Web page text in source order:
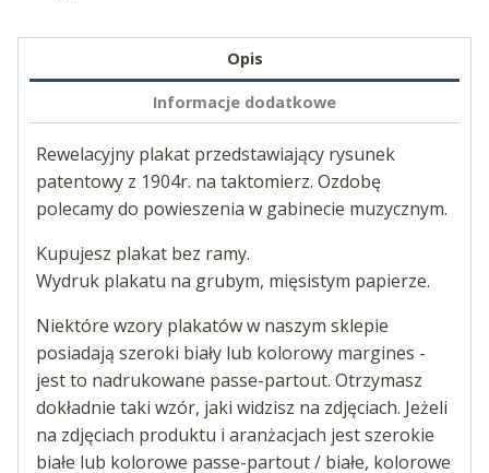
Opis
Informacje dodatkowe
Rewelacyjny plakat przedstawiający rysunek
patentowy z 1904r. na taktomierz. Ozdobę
polecamy do powieszenia w gabinecie muzycznym.
Kupujesz plakat bez ramy.
Wydruk plakatu na grubym, mięsistym papierze.
Niektóre wzory plakatów w naszym sklepie
posiadają szeroki biały lub kolorowy margines -
jest to nadrukowane passe-partout. Otrzymasz
dokładnie taki wzór, jaki widzisz na zdjęciach. Jeżeli
na zdjęciach produktu i aranżacjach jest szerokie
białe lub kolorowe passe-partout / białe, kolorowe